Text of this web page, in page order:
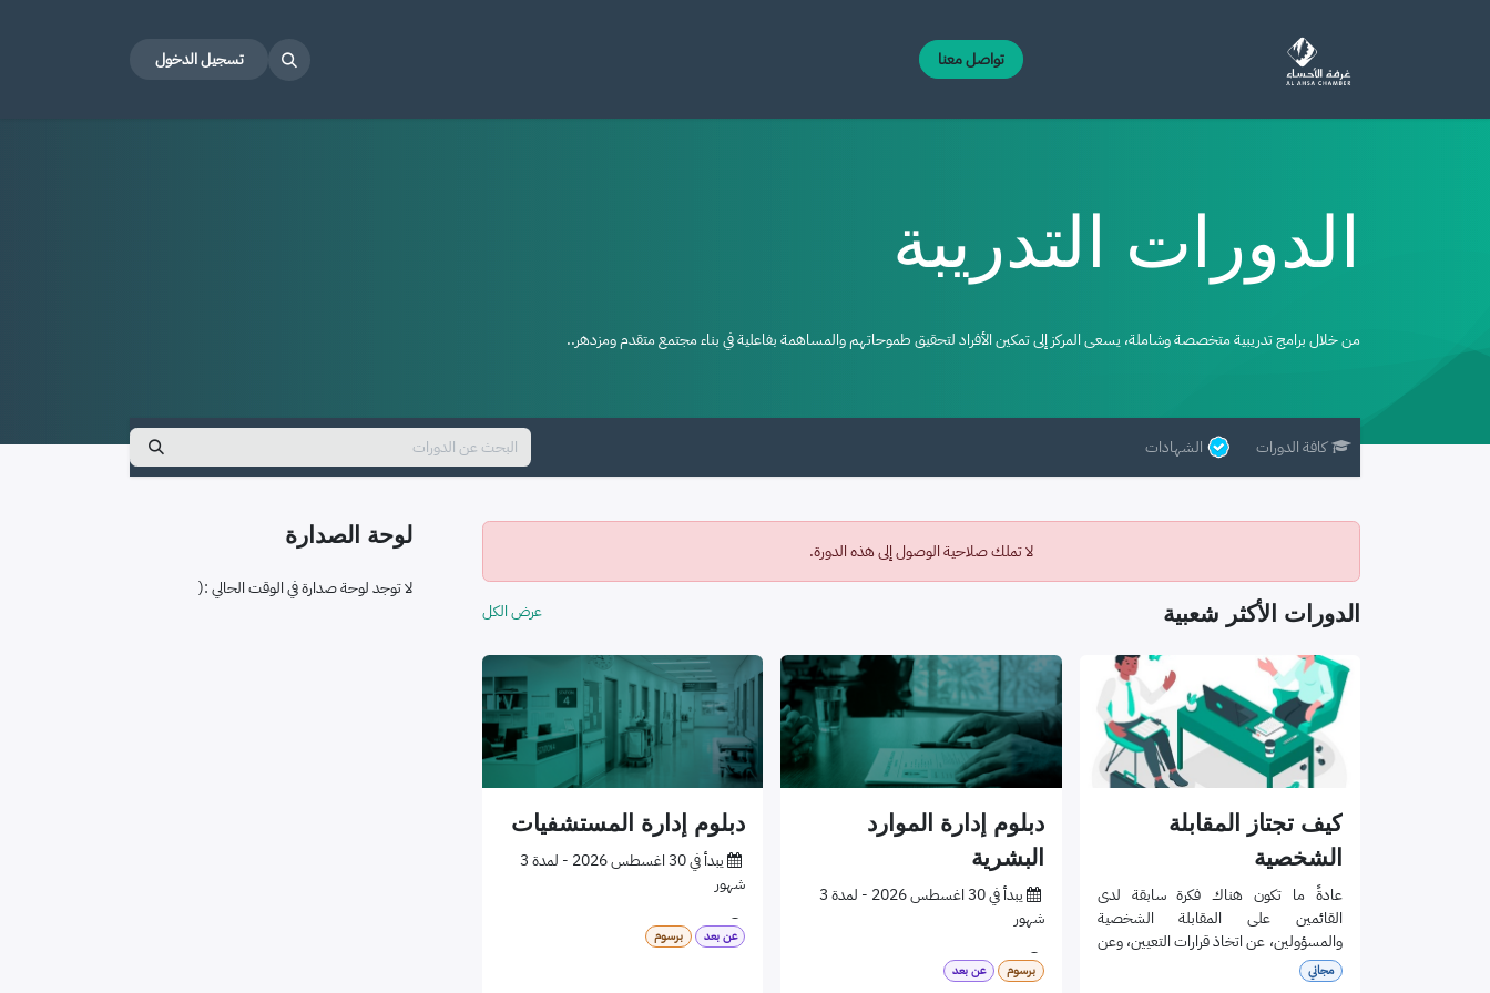
تواصل معنا تسجيل الدخول
الدورات التدريبة
من خلال برامج تدريبية متخصصة وشاملة، يسعى المركز إلى تمكين الأفراد لتحقيق طموحاتهم والمساهمة بفاعلية في بناء مجتمع متقدم ومزدهر..
كافة الدورات الشهادات
لوحة الصدارة
لا توجد لوحة صدارة في الوقت الحالي :(
لا تملك صلاحية الوصول إلى هذه الدورة.
عرض الكل الدورات الأكثر شعبية
كيف تجتاز المقابلة
الشخصية
عادةً ما تكون هناك فكرة سابقة لدى
القائمين على المقابلة الشخصية
والمسؤولين، عن اتخاذ قرارات التعيين، وعن
الصفات التي يبحثون عنها في موظفيهم
الجدد، ويتوقعون إمكانية ملاحظة هذه
مجاني
دبلوم إدارة الموارد
البشرية
​
يبدأ في 30 اغسطس 2026 - لمدة 3
شهور
​ مسائي
برسوم عن بعد
دبلوم إدارة المستشفيات
يبدأ في 30 اغسطس 2026 - لمدة 3
شهور
​ مسائي
عن بعد برسوم